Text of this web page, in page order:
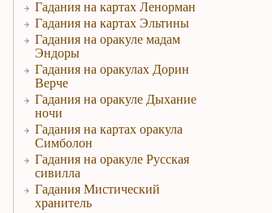
Гадания на картах Ленорман
Гадания на картах Эльтины
Гадания на оракуле мадам
Эндоры
Гадания на оракулах Дорин
Верче
Гадания на оракуле Дыхание
ночи
Гадания на картах оракула
Симболон
Гадания на оракуле Русская
сивилла
Гадания Мистический
хранитель